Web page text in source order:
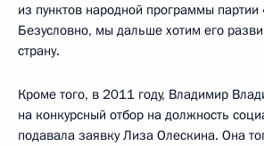
из пунктов народной программы партии
Безусловно, мы дальше хотим его
страну.
Кроме того, в 2011 году, Владимир
на конкурсный отбор на должность
подавала заявку Лиза Олескина. Она